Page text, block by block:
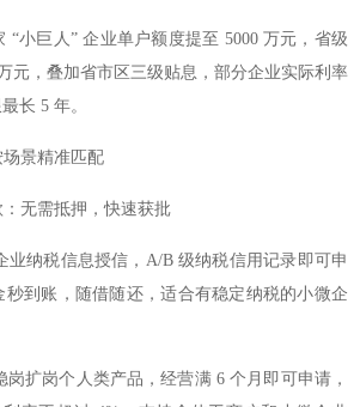
“小巨人” 企业单户额度提至 5000 万元，省级
元，叠加省市区三级贴息，部分企业实际利率
长 5 年。
景精准匹配
：无需抵押，快速获批
业纳税信息授信，A/B 级纳税信用记录即可申
到账，随借随还，适合有稳定纳税的小微企
岗扩岗个人类产品，经营满 6 个月即可申请，